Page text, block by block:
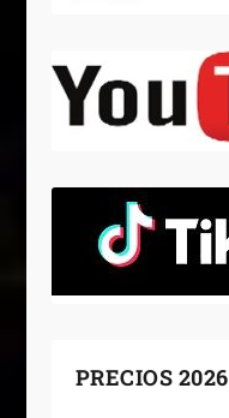
PRECIOS 2026